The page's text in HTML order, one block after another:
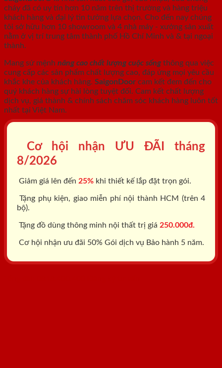
cháy đã có uy tín hơn 10 năm trên thị trường và hàng triệu
khách hàng và đại lý tin tưởng lựa chọn. Cho đến nay chúng
tôi sở hữu hơn 10 showroom và 4 nhà máy - xưởng sản xuất
nằm ở vị trí trung tâm thành phố Hồ Chí Minh và & tại ngoại
thành.
Mang sứ mệnh nâng cao chất lượng cuộc sống thông qua việc
cung cấp các sản phẩm chất lượng cao, đáp ứng mọi yêu cầu
khắc khe của khách hàng. SaigonDoor cam kết đem đến cho
quý khách hàng sự hài lòng tuyệt đối. Cam kết chất lượng
dịch vụ, giá thành & chính sách chăm sóc khách hàng luôn tốt
nhất tại Việt Nam.
Cơ hội nhận ƯU ĐÃI tháng
8/2026
Giảm giá lên đến 25% khi thiết kế lắp đặt trọn gói.
Tặng phụ kiện, giao miễn phí nội thành HCM (trên 4
bộ).
Tặng đồ dùng thông minh nội thất trị giá 250.000đ.
Cơ hội nhận ưu đãi 50% Gói dịch vụ Bảo hành 5 năm.